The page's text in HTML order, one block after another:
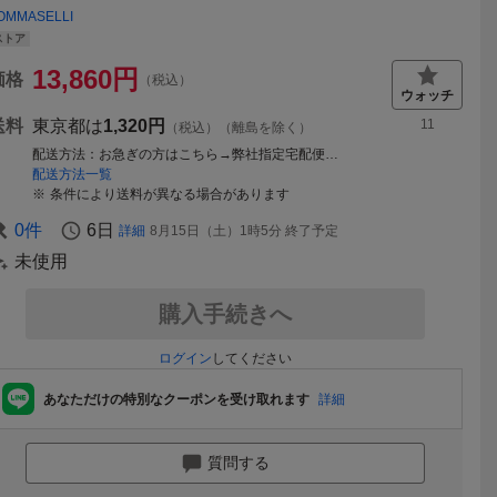
トア
格 13,860円 （税込）
料 東京都は1,320円
（税込）（離島を除く）
配送方法
お急ぎの方はこちら→弊社指定宅配便 全国一律
配送方法一覧
条件により送料が異なる場合があります
11
0件 6日 詳細 8月15日（土）1時5分 終了予定
未使用
購入手続きへ
ログイン してください
あなただけの特別なクーポンを受け取れます 詳細
質問する